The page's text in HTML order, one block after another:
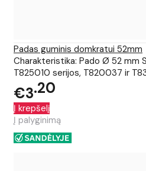
Padas guminis domkratui 52mm
Charakteristika: Pado Ø 52 mm
T825010 serijos, T820037 ir
€3 20
Į krepšelį
Į palyginimą